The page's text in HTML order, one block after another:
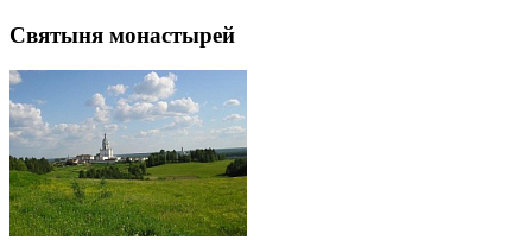
Святыня монастырей